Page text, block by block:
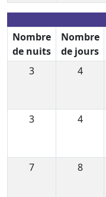
Nombre
de nuits
Nombre
de jours
3
4
3
4
7
8